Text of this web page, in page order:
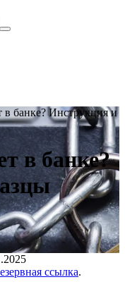
в банке? Инструкция и
в банке?
ссылка.